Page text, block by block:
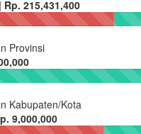
Rp. 215,431,400
Provinsi
Kabupaten/Kota
9,000,000